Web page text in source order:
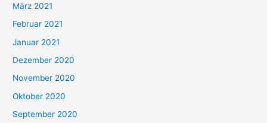
März 2021
Februar 2021
Januar 2021
Dezember 2020
November 2020
Oktober 2020
September 2020